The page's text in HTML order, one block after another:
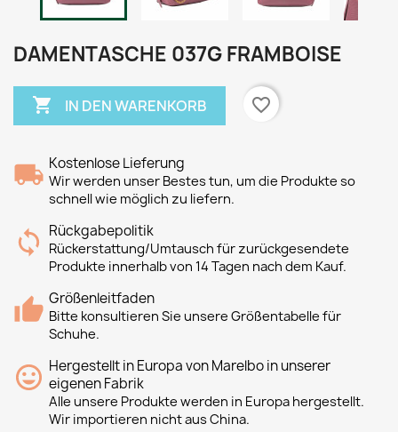
DAMENTASCHE 037G FRAMBOISE
 IN DEN WARENKORB favorite_border
Kostenlose Lieferung
Wir werden unser Bestes tun, um die Produkte so
schnell wie möglich zu liefern.
Rückgabepolitik
Rückerstattung/Umtausch für zurückgesendete
Produkte innerhalb von 14 Tagen nach dem Kauf.
Größenleitfaden
Bitte konsultieren Sie unsere Größentabelle für
Schuhe.
Hergestellt in Europa von Marelbo in unserer
eigenen Fabrik
Alle unsere Produkte werden in Europa hergestellt.
Wir importieren nicht aus China.